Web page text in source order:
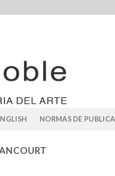
NORMAS DE